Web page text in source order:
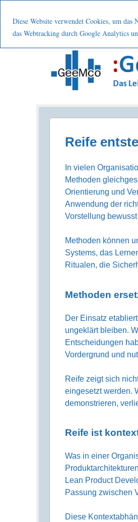
Diese Website verwendet Cookies, um
das Webtracking durch Google Analytics
Menu
Start
Leistung
Prozesse .
Reife
In vielen
Methoden
Orientierung und
Anwendung der
Vorstellung
Methoden können
Systems, das
Ritualen, die
Methoden
Der Einsatz
ungeklärt bleiben.
Entscheidungen
Vordergrund und
Reife zeigt sich
eingesetzt werden.
demonstrieren,
Reife ist
Was in einer
Lean Product
Passung zwischen
Diese